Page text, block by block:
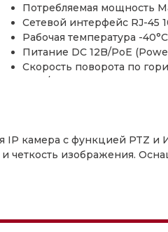
Потребляемая мощность
Сетевой интерфейс RJ-45
Рабочая температура -
Питание DC 12B/PoE
Скорость поворота по
240°/сек;
IP камера с функцией PTZ
и четкость изображения.